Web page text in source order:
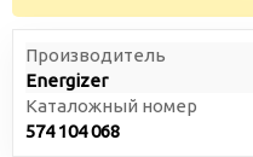
Производитель
Energizer
Каталожный номер
574 104 068